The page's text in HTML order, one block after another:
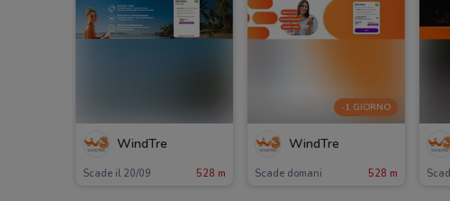
WindTre
Scade il 20/09 528 m
-1 GIORNO
WindTre
Scade domani 528 m